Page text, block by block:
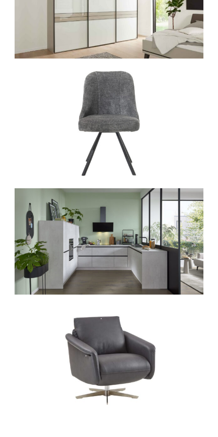
2 Einhängeborde(Modell: 1105) –
B/H/T: ca. 105,7 x 2,5 x 42 cm
1 Baukasten mit 1 Tür und 3
Schubladen(Modell: 14181) –
B/H/T: ca. 105,7 x 70,4 x 42 cm
1 Rückwand(Modell: 17161)
Ausstellungsstück
Möbelhaus Weber vor
erhältlich. Sichern Sie sich
diesen hochwertigen
Preis – nur solange der Vorrat
reicht!
Perfekt für stilbewusste Kunden,
die Wert auf Qualität und Ästhetik
legen.